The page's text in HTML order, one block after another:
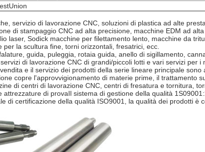
servizio di lavorazione CNC, soluzioni di plastica ad alte
di stampaggio CNC ad alta precisione, macchine EDM ad
laser, Sodick macchine per filettamento lento, macchine da
la scultura fine, torni orizzontali, fresatrici, ecc.
guida, puleggia, rotaia guida, anello di sigillamento,
di lavorazione CNC di grandi/piccoli lotti e vari servizi per
e il servizio dei prodotti della serie lineare principale sono
copre l'approvvigionamento di materie prime, il trattamento
di centri di lavorazione CNC, centri di fresatura e tornitura,
di provaIl sistema di gestione della qualità
di certificazione della qualità ISO9001, la qualità dei prodotti è